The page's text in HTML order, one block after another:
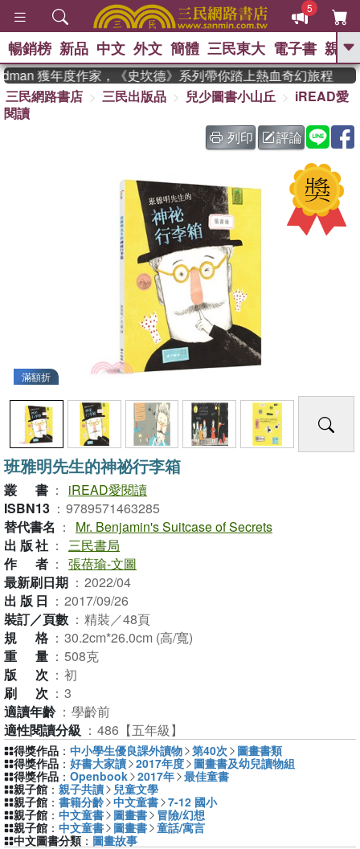
5
GO
熱搜： 東野圭吾 、 高希均教授回憶錄
史是一群喵 、 暑期推薦 、 國際布克
獎 臺灣漫遊錄 、 方念華 、 台灣的李
數學女孩：黎曼猜想 、
偉大的迷走神經
暢銷榜 新品 中文 外文 簡體 三民東大 電子書 親子
獲年度作家，《史坎德》系列帶你踏上熱血奇幻旅程
三民網路書店
三民出版品 兒少圖書小山丘
iREAD愛
閱讀
列印
評論
滿額折
班雅明先生的神祕行李箱
叢書 ：
iREAD愛閱讀
ISBN13 ： 9789571463285
替代書名 ：
Mr. Benjamin's Suitcase of Secrets
出版社 ： 三民書局
作者 ： 張蓓瑜-文圖
最新刷日期 ： 2022/04
出版日 ： 2017/09/26
裝訂／頁數 ： 精裝／48頁
規格 ： 30.2cm*26.0cm (高/寬)
重量 ： 508克
版次 ： 初
刷次 ： 3
適讀年齡 ： 學齡前
適性閱讀分級 ： 486【五年級】
得獎作品 ： 中小學生優良課外讀物 第40次
圖畫書類
得獎作品 ： 好書大家讀 2017年度
圖畫書及幼兒讀物組
得獎作品 ： Openbook 2017年 最佳童書
親子館 ： 親子共讀
兒童文學
親子館 ： 書籍分齡 中文童書 7-12 國小
親子館 ： 中文童書 圖畫書
冒險/幻想
親子館 ： 中文童書 圖畫書 童話/寓言
中文圖書分類 ： 圖畫故事